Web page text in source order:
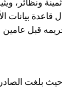
قاعدة بيانات